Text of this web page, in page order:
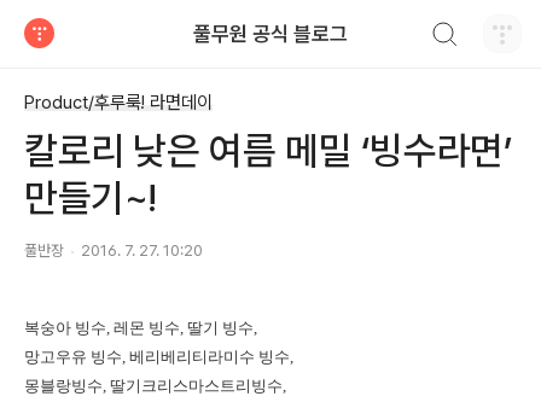
풀무원 공식 블로그
Product/후루룩! 라면데이
칼로리 낮은 여름 메밀 ‘빙수라면’
만들기~!
풀반장 2016. 7. 27. 10:20
복숭아 빙수, 레몬 빙수, 딸기 빙수,
망고우유 빙수, 베리베리티라미수 빙수,
몽블랑빙수, 딸기크리스마스트리빙수,